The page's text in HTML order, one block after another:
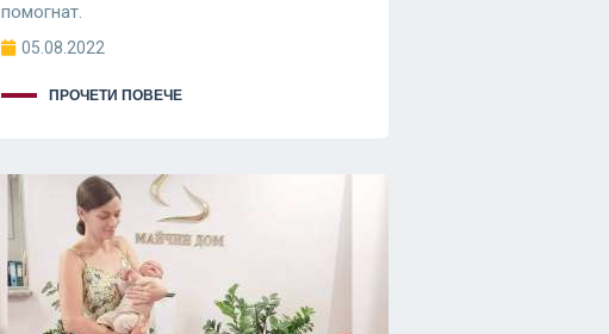
помогнат.
05.08.2022
ПРОЧЕТИ ПОВЕЧЕ